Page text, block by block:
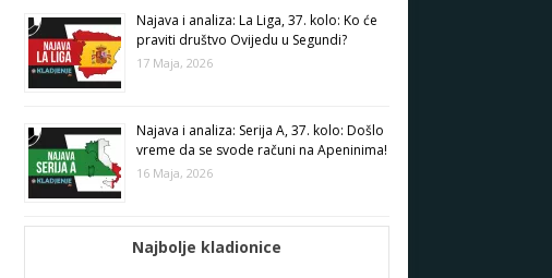
Najava i analiza: La Liga, 37. kolo: Ko će
praviti društvo Ovijedu u Segundi?
17 Maja, 2026
Najava i analiza: Serija A, 37. kolo: Došlo
vreme da se svode računi na Apeninima!
16 Maja, 2026
Najbolje kladionice